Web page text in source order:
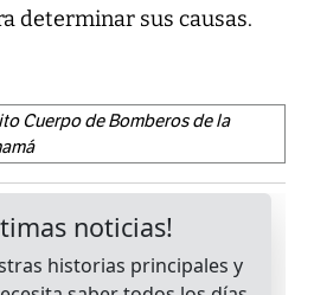
determinar sus causas.
Cuerpo de Bomberos de la